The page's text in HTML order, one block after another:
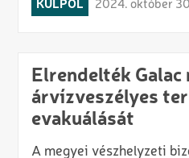
KÜLPOL 2024. október
Elrendelték Galac
árvízveszélyes
evakuálását
A megyei vészhelyzeti